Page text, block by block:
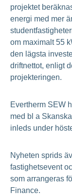
projektet
energi med mer
om maximalt 55
den lägsta
driftnettot, enligt
projekteringen.
Evertherm SEW
med bl a
inleds under
Nyheten sprids
fastighetsevent
som arrangeras
Finance.